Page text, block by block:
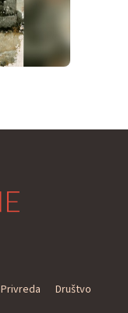
Privreda
Društvo